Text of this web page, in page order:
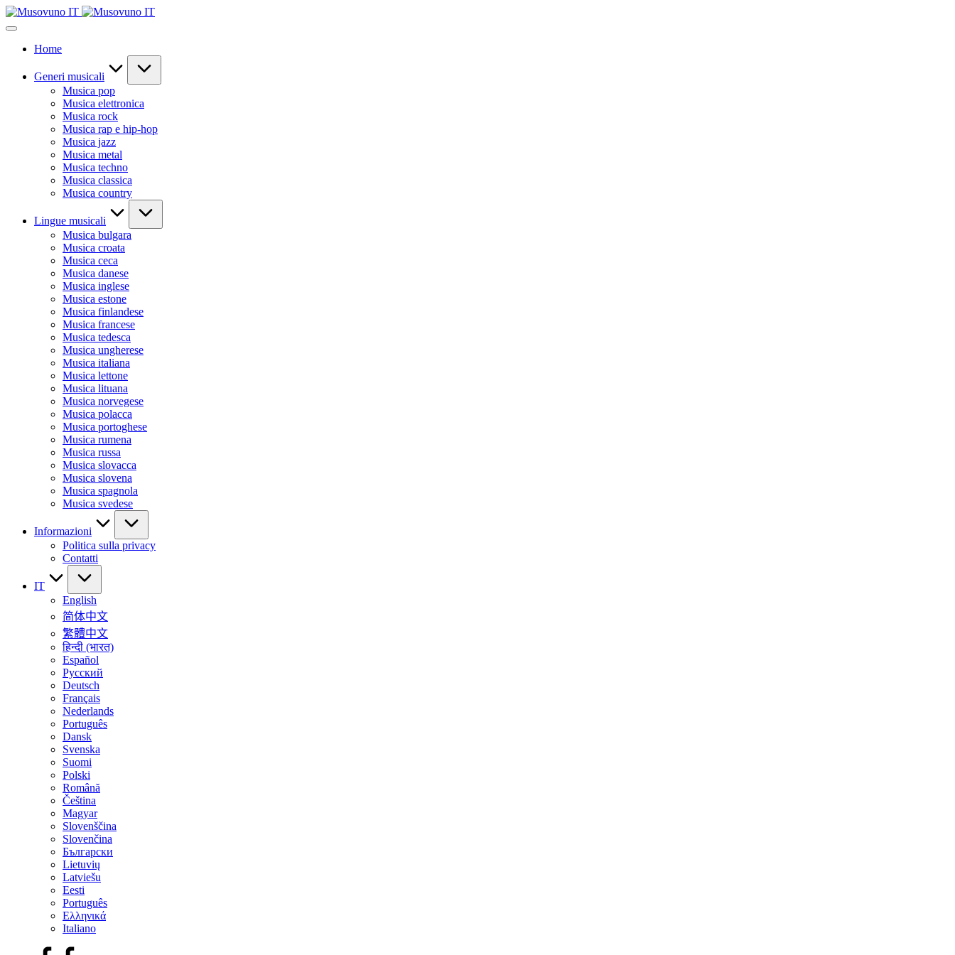
Skip
to
Home
Generi musicali
Musica pop
Musica elettronica
Musica rock
Musica rap e hip-hop
Musica jazz
Musica metal
Musica techno
Musica classica
Musica country
Lingue musicali
Musica bulgara
Musica croata
Musica ceca
Musica danese
Musica inglese
Musica estone
Musica finlandese
Musica francese
Musica tedesca
Musica ungherese
Musica italiana
Musica lettone
Musica lituana
Musica norvegese
Musica polacca
Musica portoghese
Musica rumena
Musica russa
Musica slovacca
Musica slovena
Musica spagnola
Musica svedese
Informazioni
Politica sulla privacy
Contatti
IT
English
简体中文
繁體中文
हिन्दी (भारत)
Español
Русский
Deutsch
Français
Nederlands
Português
Dansk
Svenska
Suomi
Polski
Română
Čeština
Magyar
Slovenščina
Slovenčina
Български
Lietuvių
Latviešu
Eesti
Português
Ελληνικά
Italiano
Facebook